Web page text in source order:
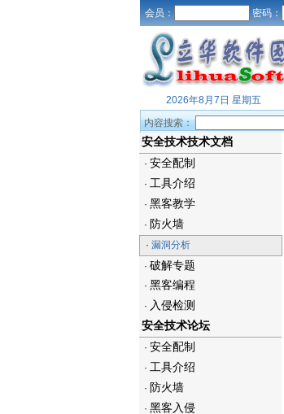
会员： 密码：
2026年8月7日 星期五
内容搜索：
安全技术技术文档
· 安全配制
· 工具介绍
· 黑客教学
· 防火墙
· 漏洞分析
· 破解专题
· 黑客编程
· 入侵检测
安全技术论坛
· 安全配制
· 工具介绍
· 防火墙
· 黑客入侵